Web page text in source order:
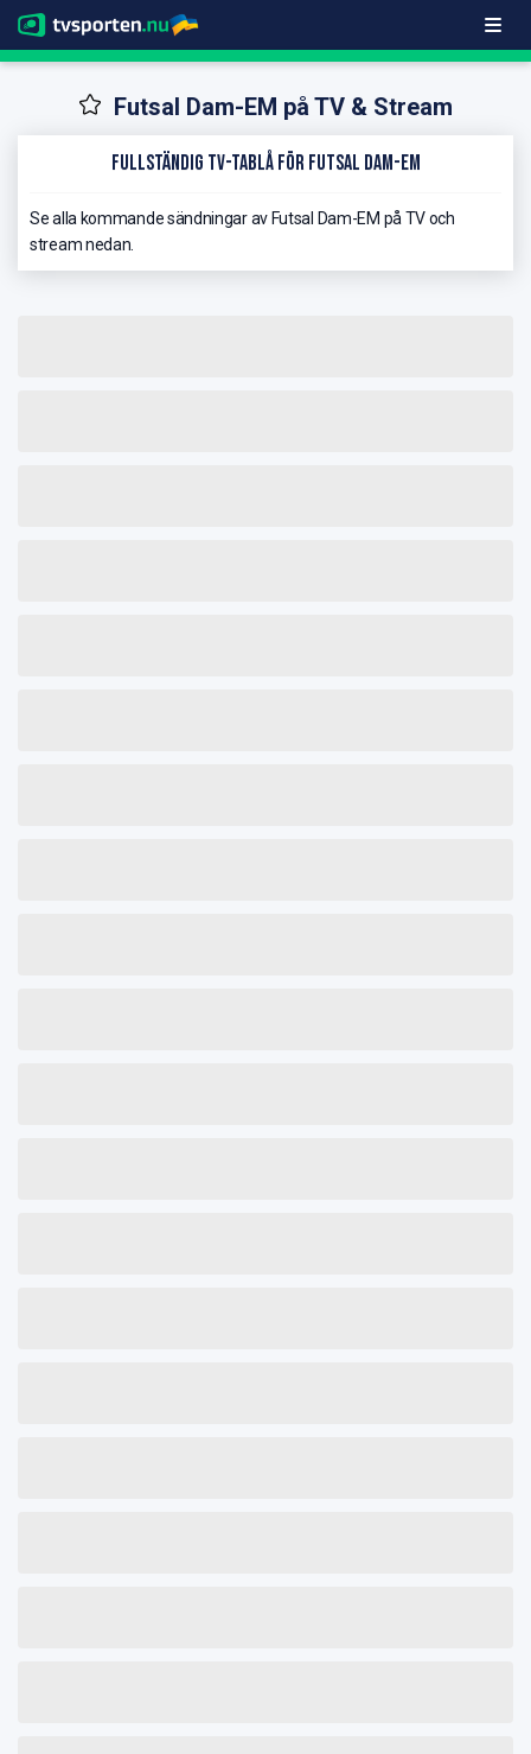
Futsal Dam-EM på TV & Stream
Fullständig TV-Tablå för Futsal Dam-EM
Se alla kommande sändningar av Futsal Dam-EM på TV och
stream nedan.